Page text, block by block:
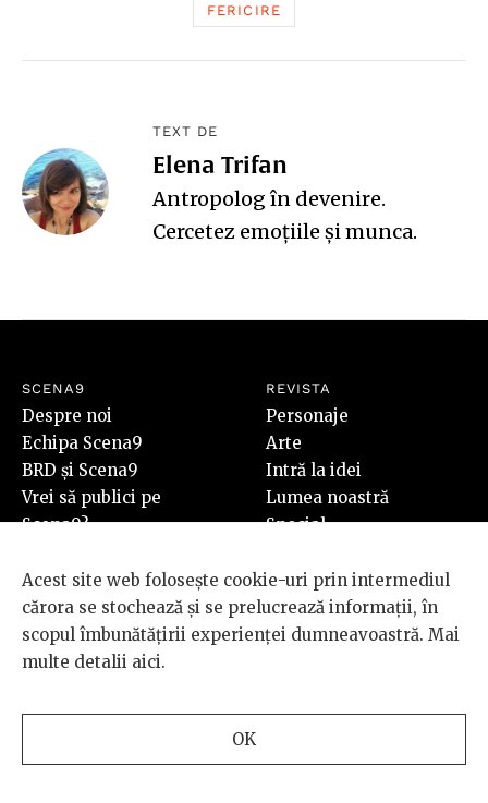
FERICIRE
TEXT DE
Elena Trifan
Antropolog în devenire.
Cercetez emoțiile și munca.
SCENA9
Despre noi
Echipa Scena9
BRD și Scena9
Vrei să publici pe
Scena9?
Contact
REVISTA
Personaje
Arte
Intră la idei
Lumea noastră
Special
Revista Scena9 #7
Cumpără
Acest site web folosește cookie-uri prin intermediul
cărora se stochează și se prelucrează informații, în
scopul îmbunătățirii experienței dumneavoastră. Mai
multe detalii aici.
OK